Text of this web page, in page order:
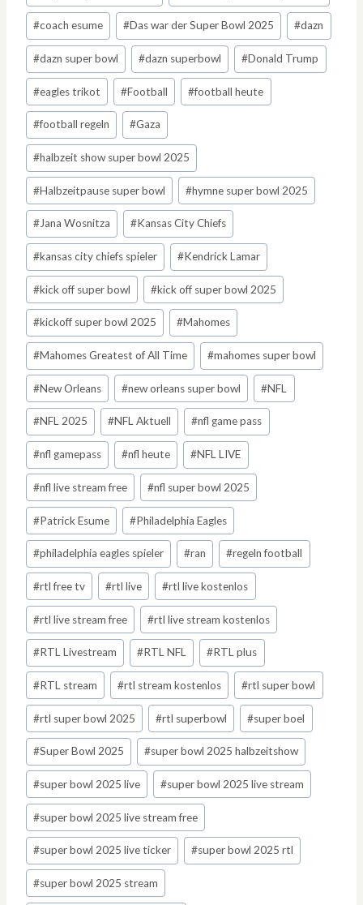
#coach esume #Das war der Super Bowl 2025 #dazn
#dazn super bowl #dazn superbowl #Donald Trump
#eagles trikot #Football #football heute
#football regeln #Gaza
#halbzeit show super bowl 2025
#Halbzeitpause super bowl #hymne super bowl 2025
#Jana Wosnitza #Kansas City Chiefs
#kansas city chiefs spieler #Kendrick Lamar
#kick off super bowl #kick off super bowl 2025
#kickoff super bowl 2025 #Mahomes
#Mahomes Greatest of All Time #mahomes super bowl
#New Orleans #new orleans super bowl #NFL
#NFL 2025 #NFL Aktuell #nfl game pass
#nfl gamepass #nfl heute #NFL LIVE
#nfl live stream free #nfl super bowl 2025
#Patrick Esume #Philadelphia Eagles
#philadelphia eagles spieler #ran #regeln football
#rtl free tv #rtl live #rtl live kostenlos
#rtl live stream free #rtl live stream kostenlos
#RTL Livestream #RTL NFL #RTL plus
#RTL stream #rtl stream kostenlos #rtl super bowl
#rtl super bowl 2025 #rtl superbowl #super boel
#Super Bowl 2025 #super bowl 2025 halbzeitshow
#super bowl 2025 live #super bowl 2025 live stream
#super bowl 2025 live stream free
#super bowl 2025 live ticker #super bowl 2025 rtl
#super bowl 2025 stream